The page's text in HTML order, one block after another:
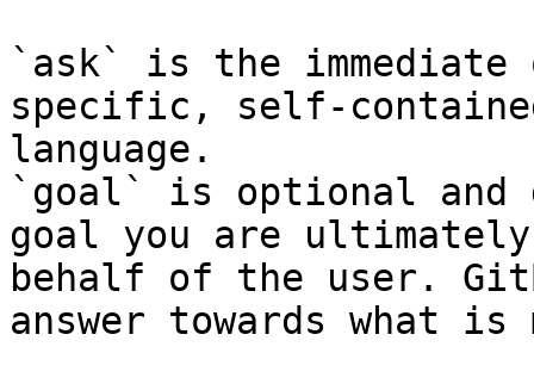
`ask` is the
specific, self-
language.
`goal` is optional and
goal you are
behalf of the user.
answer towards what